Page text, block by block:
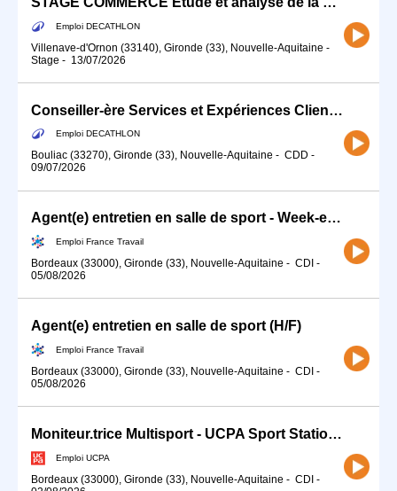
Emploi DECATHLON
Villenave-d'Ornon (33140), Gironde (33), Nouvelle-Aquitaine -
Stage - 13/07/2026
Conseiller-ère Services et Expériences Client (H/F) - Temps partiel
Emploi DECATHLON
Bouliac (33270), Gironde (33), Nouvelle-Aquitaine - CDD -
09/07/2026
Agent(e) entretien en salle de sport - Week-end 6h/semaine (H/F)
Emploi France Travail
Bordeaux (33000), Gironde (33), Nouvelle-Aquitaine - CDI -
05/08/2026
Agent(e) entretien en salle de sport (H/F)
Emploi France Travail
Bordeaux (33000), Gironde (33), Nouvelle-Aquitaine - CDI -
05/08/2026
Moniteur.trice Multisport - UCPA Sport Station - Bordeaux (33) (H/F)
Emploi UCPA
Bordeaux (33000), Gironde (33), Nouvelle-Aquitaine - CDI -